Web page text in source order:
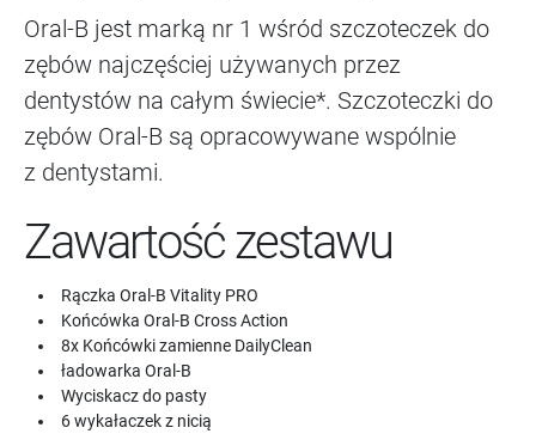
Oral-B jest marką nr 1 wśród szczoteczek do
zębów najczęściej używanych przez
dentystów na całym świecie*. Szczoteczki do
zębów Oral-B są opracowywane wspólnie
z dentystami.
Zawartość zestawu
Rączka Oral-B Vitality PRO
Końcówka Oral-B Cross Action
8x Końcówki zamienne DailyClean
ładowarka Oral-B
Wyciskacz do pasty
6 wykałaczek z nicią